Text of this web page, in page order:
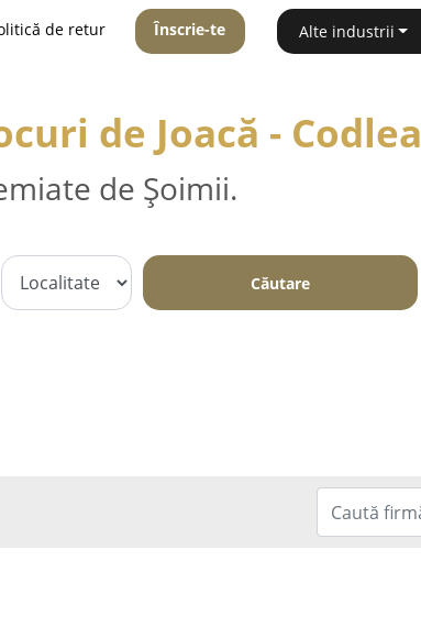
de retur Înscrie-te Alte industrii
de Joacă - Codlea
de Șoimii.
Căutare